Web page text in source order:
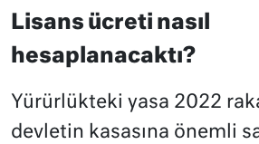
Lisans ücreti nasıl
hesaplanacaktı?
Yürürlükteki yasa 2022
devletin kasasına önemli